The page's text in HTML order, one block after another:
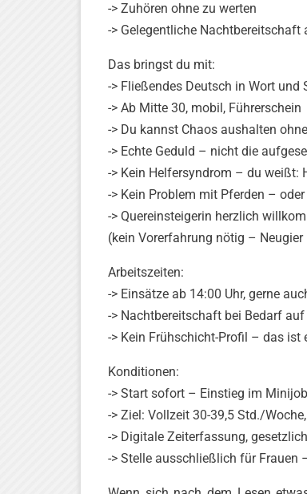
-> Zuhören ohne zu werten
-> Gelegentliche Nachtbereitschaft
Das bringst du mit:
-> Fließendes Deutsch in Wort
-> Ab Mitte 30, mobil, Führerschein
-> Du kannst Chaos aushalten
-> Echte Geduld – nicht die
-> Kein Helfersyndrom – du weißt:
-> Kein Problem mit Pferden –
-> Quereinsteigerin herzlich
(kein Vorerfahrung nötig –
Arbeitszeiten:
-> Einsätze ab 14:00 Uhr, gerne
-> Nachtbereitschaft bei Bedarf
-> Kein Frühschicht-Profil – das ist
Konditionen:
-> Start sofort – Einstieg im
-> Ziel: Vollzeit 30-39,5 Std./
-> Digitale Zeiterfassung,
-> Stelle ausschließlich für Frauen